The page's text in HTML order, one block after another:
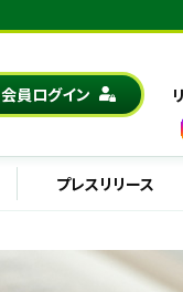
会員ログイン
プレスリリース